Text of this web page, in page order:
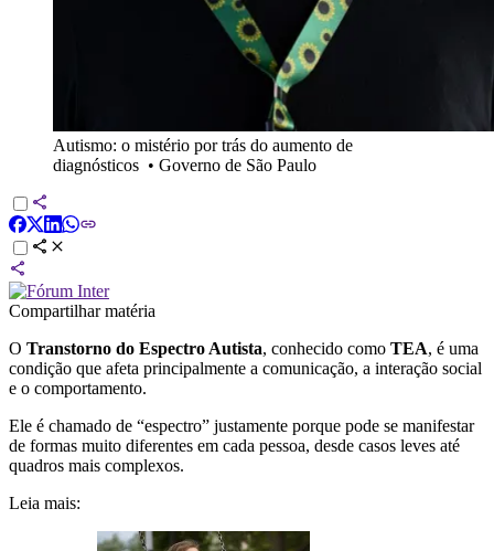
Autismo: o mistério por trás do aumento de
diagnósticos • Governo de São Paulo
Compartilhar matéria
O Transtorno do Espectro Autista, conhecido como TEA, é uma
condição que afeta principalmente a comunicação, a interação social
e o comportamento.
Ele é chamado de “espectro” justamente porque pode se manifestar
de formas muito diferentes em cada pessoa, desde casos leves até
quadros mais complexos.
Leia mais: